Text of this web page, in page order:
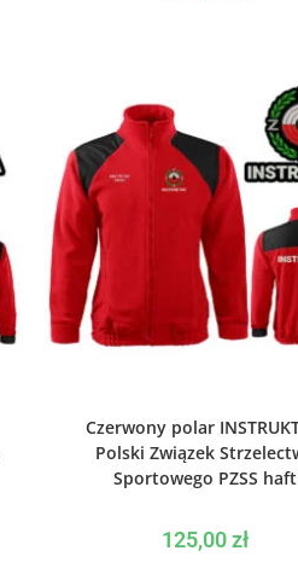
Czerwony polar
Polski Związek
Sportowego PZSS haft
125,00zł